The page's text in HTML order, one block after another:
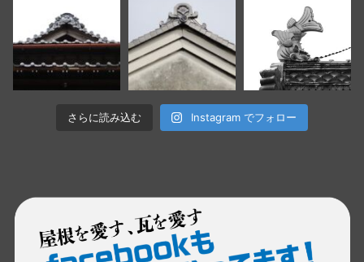
さらに読み込む Instagram でフォロー